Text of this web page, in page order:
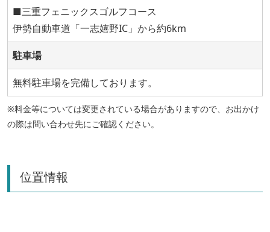
■三重フェニックスゴルフコース
伊勢自動車道「一志嬉野IC」から約6km
駐車場
無料駐車場を完備しております。
※料金等については変更されている場合がありますので、お出かけ
の際は問い合わせ先にご確認ください。
位置情報